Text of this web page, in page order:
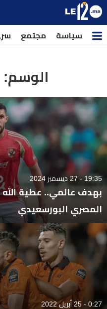
سياسة مجتمع
الوسم:
19:35 - 27 ديسمبر 2024
بهدف عالمي.. عطية الله
المصري البورسعيدي
0:27 - 25 أبريل 2022